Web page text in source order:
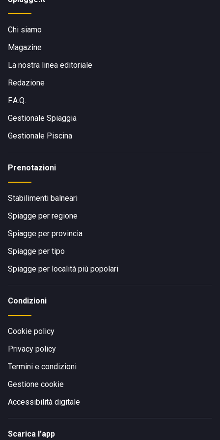
Chi siamo
Magazine
La nostra linea editoriale
Redazione
F.A.Q.
Gestionale Spiaggia
Gestionale Piscina
Prenotazioni
Stabilimenti balneari
Spiagge per regione
Spiagge per provincia
Spiagge per tipo
Spiagge per località più popolari
Condizioni
Cookie policy
Privacy policy
Termini e condizioni
Gestione cookie
Accessibilità digitale
Scarica l'app